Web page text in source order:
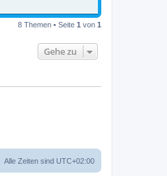
8 Themen • Seite 1 von 1
Gehe zu
Alle Zeiten sind UTC+02:00